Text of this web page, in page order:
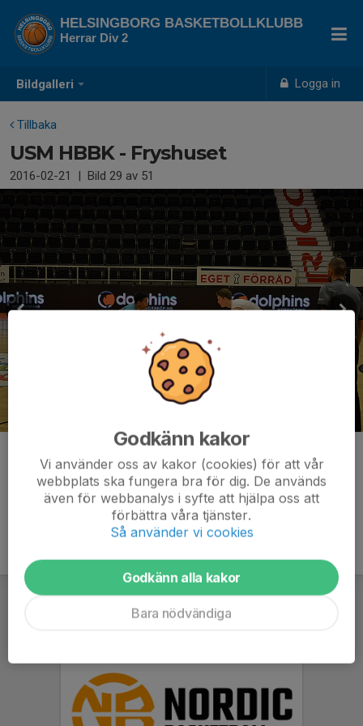
Bildgalleri Logga in
HELSINGBORG BASKETBOLLKLUBB
Herrar Div 2
Tillbaka
USM HBBK - Fryshuset
2016-02-21 | Bild 29 av 51
Kommentarer
Godkänn kakor
Vi använder oss av kakor (cookies) för att vår
webbplats ska fungera bra för dig. De används
även för webbanalys i syfte att hjälpa oss att
förbättra våra tjänster.
Så använder vi cookies
Godkänn alla kakor
Bara nödvändiga